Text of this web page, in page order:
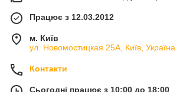
Працює з 12.03.2012
м. Київ
ул. Новомостицкая 25А, Київ, Україна
Контакти
Сьогодні працює з 10:00 до 18:00